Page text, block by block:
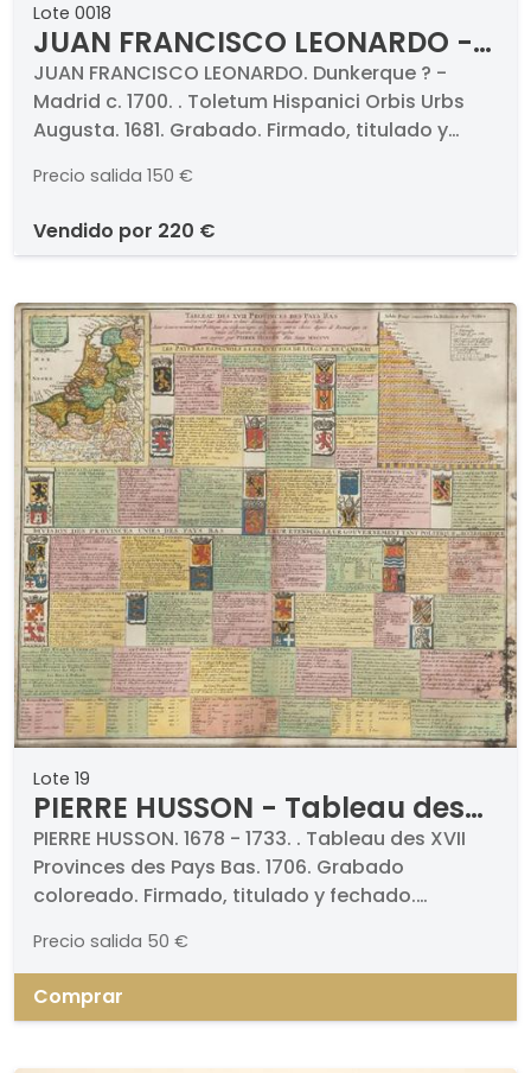
Lote 0018
JUAN FRANCISCO LEONARDO -
Toletum Hispanici Orbis Urbs
Augusta
JUAN FRANCISCO LEONARDO. Dunkerque ? -
Madrid c. 1700. . Toletum Hispanici Orbis Urbs
Augusta. 1681. Grabado. Firmado, titulado y
Precio salida 150 €
vendido por 220 €
Lote 19
PIERRE HUSSON - Tableau des
XVII Provinces des Pays Bas
PIERRE HUSSON. 1678 - 1733. . Tableau des XVII
Provinces des Pays Bas. 1706. Grabado
coloreado. Firmado, titulado y fechado.
Precio salida 50 €
Comprar